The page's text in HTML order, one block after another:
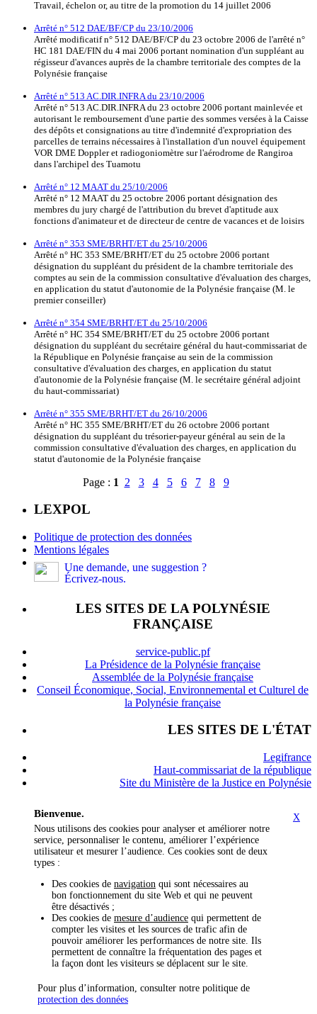
Travail, échelon or, au titre de la promotion du 14 juillet 2006
Arrêté n° 512 DAE/BF/CP du 23/10/2006
Arrêté modificatif n° 512 DAE/BF/CP du 23 octobre 2006 de l'arrêté n°
HC 181 DAE/FIN du 4 mai 2006 portant nomination d'un suppléant au
régisseur d'avances auprès de la chambre territoriale des comptes de la
Polynésie française
Arrêté n° 513 AC.DIR.INFRA du 23/10/2006
Arrêté n° 513 AC.DIR.INFRA du 23 octobre 2006 portant mainlevée et
autorisant le remboursement d'une partie des sommes versées à la Caisse
des dépôts et consignations au titre d'indemnité d'expropriation des
parcelles de terrains nécessaires à l'installation d'un nouvel équipement
VOR DME Doppler et radiogoniomètre sur l'aérodrome de Rangiroa
dans l'archipel des Tuamotu
Arrêté n° 12 MAAT du 25/10/2006
Arrêté n° 12 MAAT du 25 octobre 2006 portant désignation des
membres du jury chargé de l'attribution du brevet d'aptitude aux
fonctions d'animateur et de directeur de centre de vacances et de loisirs
Arrêté n° 353 SME/BRHT/ET du 25/10/2006
Arrêté n° HC 353 SME/BRHT/ET du 25 octobre 2006 portant
désignation du suppléant du président de la chambre territoriale des
comptes au sein de la commission consultative d'évaluation des charges,
en application du statut d'autonomie de la Polynésie française (M. le
premier conseiller)
Arrêté n° 354 SME/BRHT/ET du 25/10/2006
Arrêté n° HC 354 SME/BRHT/ET du 25 octobre 2006 portant
désignation du suppléant du secrétaire général du haut-commissariat de
la République en Polynésie française au sein de la commission
consultative d'évaluation des charges, en application du statut
d'autonomie de la Polynésie française (M. le secrétaire général adjoint
du haut-commissariat)
Arrêté n° 355 SME/BRHT/ET du 26/10/2006
Arrêté n° HC 355 SME/BRHT/ET du 26 octobre 2006 portant
désignation du suppléant du trésorier-payeur général au sein de la
commission consultative d'évaluation des charges, en application du
statut d'autonomie de la Polynésie française
Page : 1 2 3 4 5 6 7 8 9
LEXPOL
Politique de protection des données
Mentions légales
Une demande, une suggestion ?
Écrivez-nous.
LES SITES DE LA POLYNÉSIE
FRANÇAISE
service-public.pf
La Présidence de la Polynésie française
Assemblée de la Polynésie française
Conseil Économique, Social, Environnemental et Culturel de
la Polynésie française
LES SITES DE L'ÉTAT
Legifrance
Haut-commissariat de la république
Site du Ministère de la Justice en Polynésie
X
Bienvenue.
Nous utilisons des cookies pour analyser et améliorer notre
service, personnaliser le contenu, améliorer l’expérience
utilisateur et mesurer l’audience. Ces cookies sont de deux
types :
Des cookies de navigation qui sont nécessaires au
bon fonctionnement du site Web et qui ne peuvent
être désactivés ;
Des cookies de mesure d’audience qui permettent de
compter les visites et les sources de trafic afin de
pouvoir améliorer les performances de notre site. Ils
permettent de connaître la fréquentation des pages et
la façon dont les visiteurs se déplacent sur le site.
Pour plus d’information, consulter notre politique de
protection des données